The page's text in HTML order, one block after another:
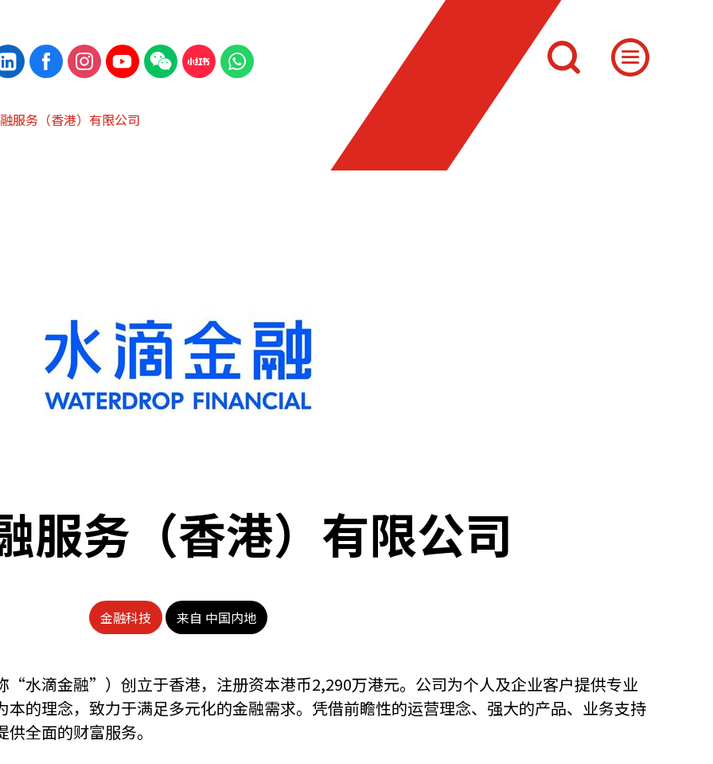
服务（香港）有限公司
服务（香港）有限公司
金融科技 来自 中国内地
“水滴金融”）创立于香港，注册资本港币2,290万港元。公司为个人及企业客户提供专业
的理念，致力于满足多元化的金融需求。凭借前瞻性的运营理念、强大的产品、业务支持
全面的财富服务。